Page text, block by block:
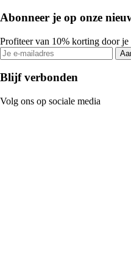
Abonneer je op onze
Profiteer van 10% korting door
Blijf verbonden
Volg ons op sociale media